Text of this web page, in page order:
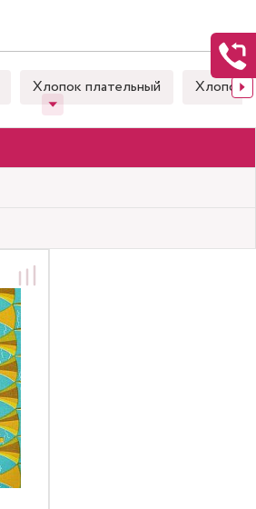
Хлопок плательный Хлопок